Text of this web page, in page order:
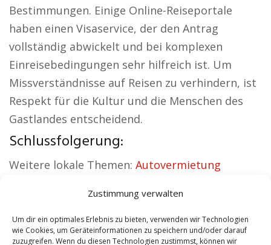
Zustimmung verwalten
Um dir ein optimales Erlebnis zu bieten, verwenden wir Technologien
wie Cookies, um Geräteinformationen zu speichern und/oder darauf
zuzugreifen. Wenn du diesen Technologien zustimmst, können wir
Bestimmungen. Einige Online-Reiseportale
haben einen Visaservice, der den Antrag
vollständig abwickelt und bei komplexen
Einreisebedingungen sehr hilfreich ist. Um
Missverständnisse auf Reisen zu verhindern, ist
Respekt für die Kultur und die Menschen des
Gastlandes entscheidend.
Schlussfolgerung:
Weitere lokale Themen: Autovermietung
Versicherung Schwalm Eder|Hundeschule
Schwalm Eder|Schamane Schwalm Eder|
Reisebüro Schwalm Eder